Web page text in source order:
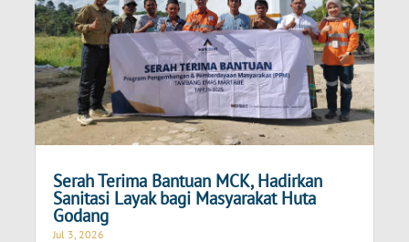
Serah Terima Bantuan MCK, Hadirkan
Sanitasi Layak bagi Masyarakat Huta
Godang
Jul 3, 2026